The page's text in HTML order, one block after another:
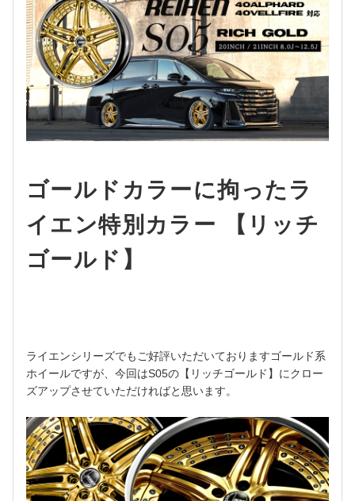
ゴールドカラーに拘ったラ
イエン特別カラー 【リッチ
ゴールド】
ライエンシリーズでもご好評いただいておりますゴールド系
ホイールですが、今回はS05の【リッチゴールド】にクロー
ズアップさせていただければと思います。